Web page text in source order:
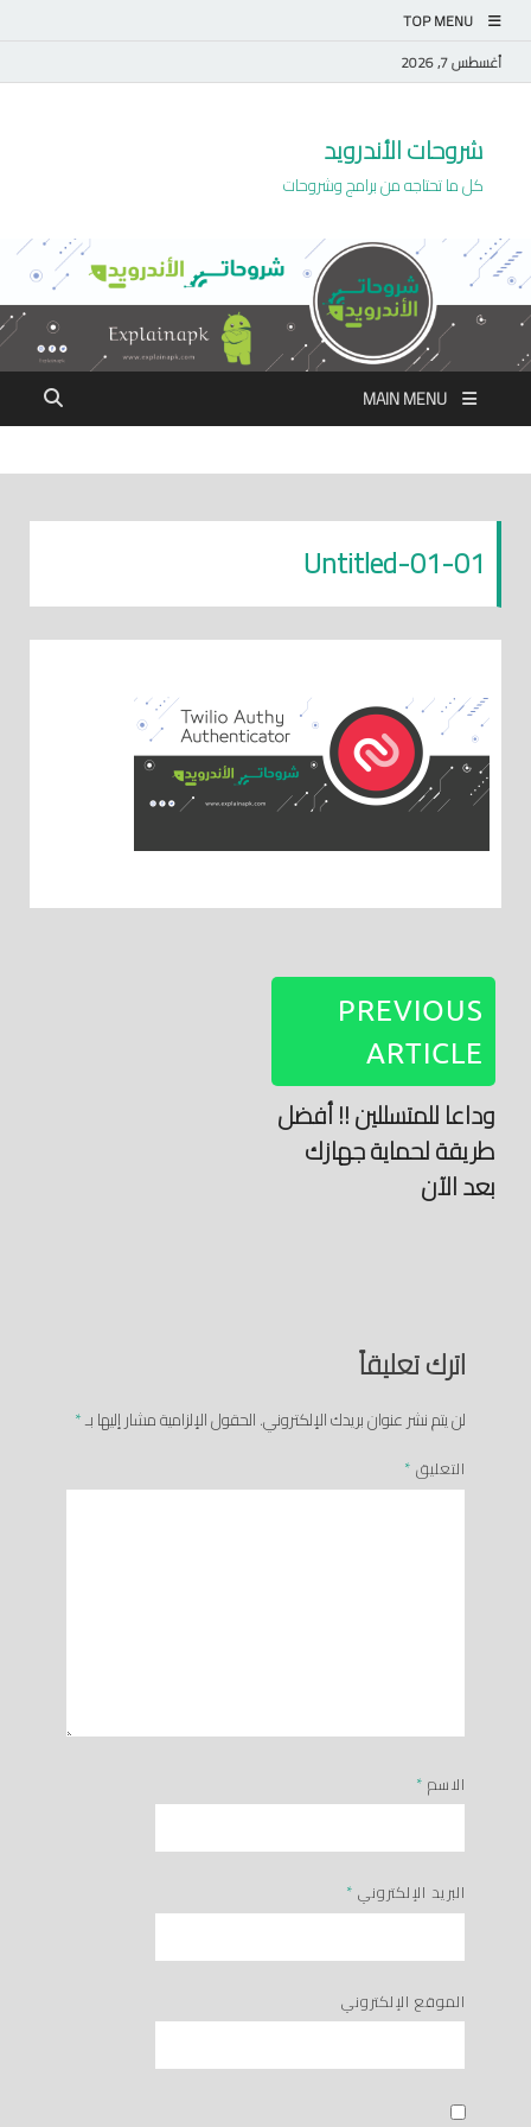
TOP MENU
أغسطس 7, 2026
شروحات الأندرويد
كل ما تحتاجه من برامج وشروحات
MAIN MENU
Untitled-01-01
PREVIOUS
ARTICLE
وداعا للمتسللين !! أفضل
طريقة لحماية جهازك
بعد الآن
اترك تعليقاً
لن يتم نشر عنوان بريدك الإلكتروني.الحقول الإلزامية مشار إليها بـ*
التعليق *
الاسم *
البريد الإلكتروني *
الموقع الإلكتروني